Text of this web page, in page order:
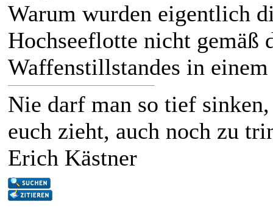
Warum wurden eigentlich
Hochseeflotte nicht gemäß
Waffenstillstandes in
Nie darf man so tief
euch zieht, auch noch zu
Erich Kästner